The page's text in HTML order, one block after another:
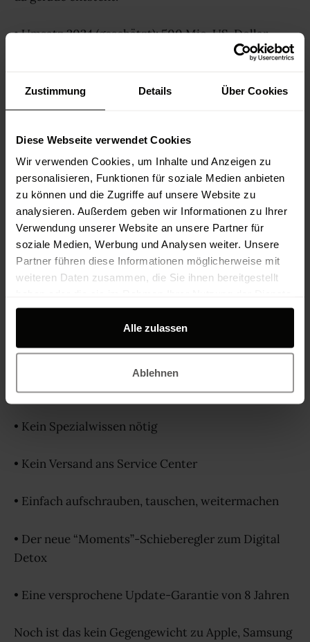
Zustimmung Details Über Cookies
Diese Webseite verwendet Cookies
Wir verwenden Cookies, um Inhalte und Anzeigen zu
personalisieren, Funktionen für soziale Medien anbieten
zu können und die Zugriffe auf unsere Website zu
analysieren. Außerdem geben wir Informationen zu Ihrer
Verwendung unserer Website an unsere Partner für
soziale Medien, Werbung und Analysen weiter. Unsere
Partner führen diese Informationen möglicherweise mit
weiteren Daten zusammen, die Sie ihnen bereitgestellt
gesammelt haben.
Alle zulassen
Ablehnen
• Umsatz 2024 (geschätzt): 500 Mio. US-Dollar
• Bisher verkauft: über 7 Mio. Geräte
• Investoren: u. a. Tiger Global, Qualcomm Ventures,
GV und Highland Europe
Auch das niederländische UnternehmenFairphone
begeistert mich schon lange. Trotz hart
umkämpften Smartphone-Markts gelingt es ihnen,
inzwischen in der 6. Generation ein Gerät zu bauen,
das auf Fairness, Nachhaltigkeit und Langlebigkeit
• Reparierbar ab Werk – mit beiliegendem
Schraubenzieher
• Kein Spezialwissen nötig
• Kein Versand ans Service Center
• Einfach aufschrauben, tauschen, weitermachen
• Der neue “Moments”-Schieberegler zum Digital
Detox
• Eine versprochene Update-Garantie von 8 Jahren
Noch ist das kein Gegengewicht zu Apple, Samsung